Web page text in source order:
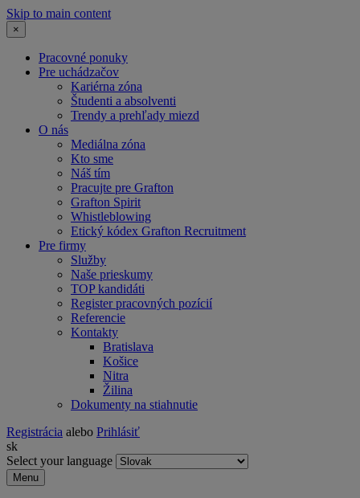
Skip to main content
×
Pracovné ponuky
Pre uchádzačov
Kariérna zóna
Študenti a absolventi
Trendy a prehľady miezd
O nás
Mediálna zóna
Kto sme
Náš tím
Pracujte pre Grafton
Grafton Spirit
Whistleblowing
Etický kódex Grafton Recruitment
Pre firmy
Služby
Naše prieskumy
TOP kandidáti
Register pracovných pozícií
Referencie
Kontakty
Bratislava
Košice
Nitra
Žilina
Dokumenty na stiahnutie
Registrácia alebo Prihlásiť
sk
Select your language
Menu